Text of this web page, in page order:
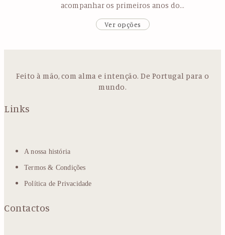
acompanhar os primeiros anos do…
Ver opções
Feito à mão, com alma e intenção. De Portugal para o
mundo.
Links
A nossa história
Termos & Condições
Política de Privacidade
Contactos